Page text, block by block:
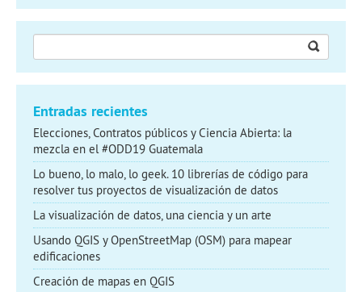
Entradas recientes
Elecciones, Contratos públicos y Ciencia Abierta: la
mezcla en el #ODD19 Guatemala
Lo bueno, lo malo, lo geek. 10 librerías de código para
resolver tus proyectos de visualización de datos
La visualización de datos, una ciencia y un arte
Usando QGIS y OpenStreetMap (OSM) para mapear
edificaciones
Creación de mapas en QGIS